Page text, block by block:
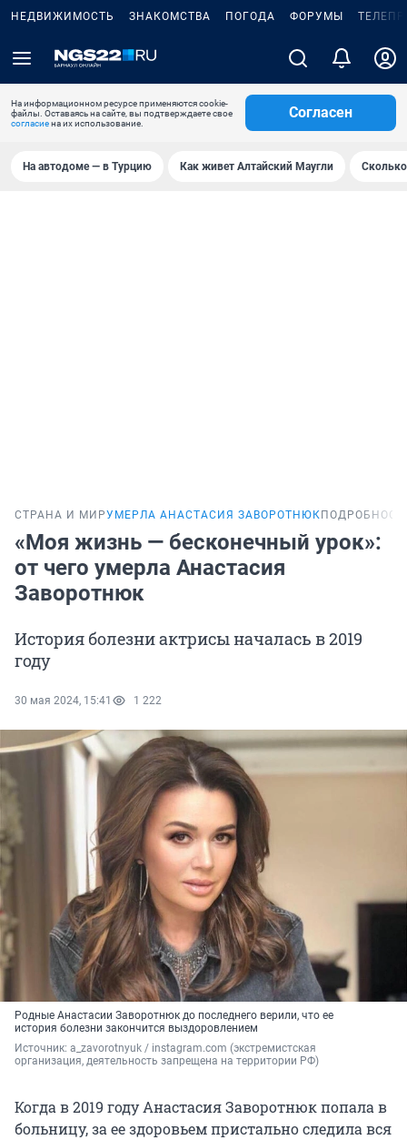
НЕДВИЖИМОСТЬ ЗНАКОМСТВА ПОГОДА ФОРУМЫ
На информационном ресурсе применяются cookie-
файлы. Оставаясь на сайте, вы подтверждаете свое
согласиена их использование.
Согласен
На автодоме — в Турцию Как живет Алтайский Маугли
СТРАНА И МИРУМЕРЛА АНАСТАСИЯ ЗАВОРОТНЮК
«Моя жизнь — бесконечный урок»:
от чего умерла Анастасия
Заворотнюк
История болезни актрисы началась в 2019
году
30 мая 2024, 15:41 1 222
Родные Анастасии Заворотнюк до последнего верили, что ее
история болезни закончится выздоровлением
Источник: a_zavorotnyuk / instagram.com (экстремистская
организация, деятельность запрещена на территории РФ)
Когда в 2019 году Анастасия Заворотнюк попала в
больницу, за ее здоровьем пристально следила вся